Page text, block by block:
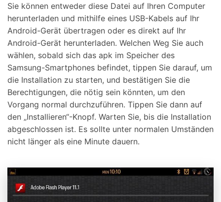
Sie können entweder diese Datei auf Ihren Computer
herunterladen und mithilfe eines USB-Kabels auf Ihr
Android-Gerät übertragen oder es direkt auf Ihr
Android-Gerät herunterladen. Welchen Weg Sie auch
wählen, sobald sich das apk im Speicher des
Samsung-Smartphones befindet, tippen Sie darauf, um
die Installation zu starten, und bestätigen Sie die
Berechtigungen, die nötig sein könnten, um den
Vorgang normal durchzuführen. Tippen Sie dann auf
den „Installieren“-Knopf. Warten Sie, bis die Installation
abgeschlossen ist. Es sollte unter normalen Umständen
nicht länger als eine Minute dauern.